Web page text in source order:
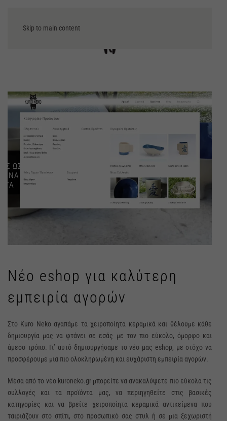
Skip to main content
Νέο eshop για καλύτερη
εμπειρία αγορών
Στο Kuro Neko αγαπάμε τα χειροποίητα κεραμικά και θέλουμε κάθε
δημιουργία μας να φτάνει σε εσάς με τον πιο εύκολο, όμορφο και
άμεσο τρόπο. Γι’ αυτό δημιουργήσαμε το νέο μας eshop, με στόχο να
προσφέρουμε μια πιο ολοκληρωμένη και ευχάριστη εμπειρία αγορών.
Μέσα από το νέο kuroneko.gr μπορείτε να ανακαλύψετε πιο εύκολα τις
συλλογές και τα προϊόντα μας, να περιηγηθείτε στις βασικές
κατηγορίες και να βρείτε χειροποίητα κεραμικά αντικείμενα που
ταιριάζουν στο σπίτι, στο προσωπικό σας στυλ ή σε μια ξεχωριστή